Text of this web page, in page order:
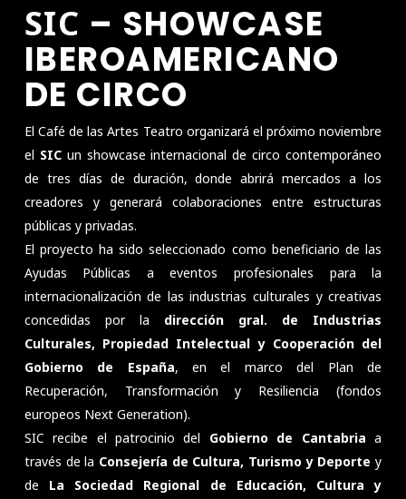
SIC – SHOWCASE
IBEROAMERICANO
DE CIRCO
El Café de las Artes Teatro organizará el próximo noviembre
el SICun showcase internacional de circo contemporáneo
de tres días de duración, donde abrirá mercados a los
creadores y generará colaboraciones entre estructuras
públicas y privadas.
El proyecto ha sido seleccionado como beneficiario de las
Ayudas Públicas a eventos profesionales para la
internacionalización de las industrias culturales y creativas
concedidas por la dirección gral. de Industrias
Culturales, Propiedad Intelectual y Cooperación del
Gobierno de España, en el marco del Plan de
Recuperación, Transformación y Resiliencia (fondos
europeos Next Generation).
SIC recibe el patrocinio del Gobierno de Cantabria a
través de la Consejería de Cultura, Turismo y Deporte y
de La Sociedad Regional de Educación, Cultura y